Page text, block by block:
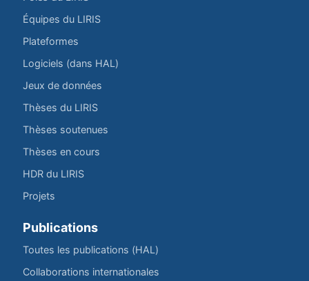
Équipes du LIRIS
Plateformes
Logiciels (dans HAL)
Jeux de données
Thèses du LIRIS
Thèses soutenues
Thèses en cours
HDR du LIRIS
Projets
Publications
Toutes les publications (HAL)
Collaborations internationales